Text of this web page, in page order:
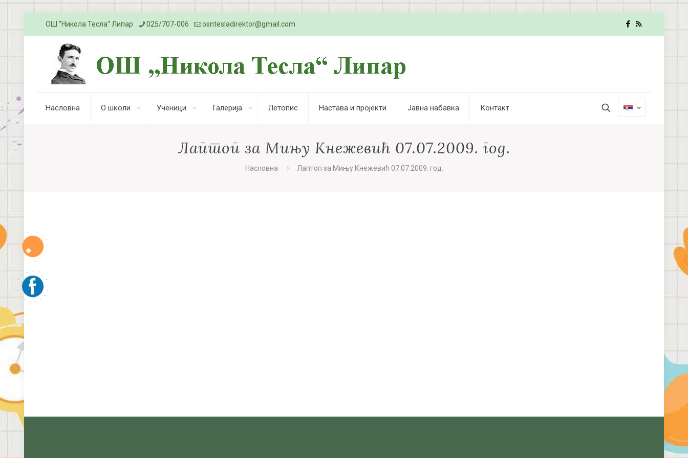
ОШ ''Никола Тесла'' Липар 025/707-006 osntesladirektor@gmail.com
Насловна О школи Ученици Галерија Летопис Настава и пројекти Јавна набавка Контакт
Лаптоп за Мињу Кнежевић 07.07.2009. год.
Насловна Лаптоп за Мињу Кнежевић 07.07.2009. год.